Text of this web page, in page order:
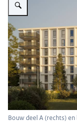
Bouw deel A (rechts)